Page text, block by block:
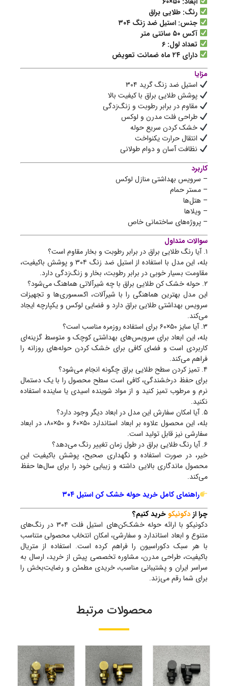
رنگ: طلایی براق
جنس: استیل ضد زنگ ۳۰۴
آکس ۵۰ سانتی متر
تعداد لول: ۶
دارای ۲۴ ماه ضمانت تعویض
مزایا
استیل ضد زنگ گرید ۳۰۴
پوشش طلایی براق با کیفیت بالا
مقاوم در برابر رطوبت و زنگ‌زدگی
طراحی فلت مدرن و لوکس
خشک کردن سریع حوله
انتقال حرارت یکنواخت
نظافت آسان و دوام طولانی
کاربرد
– سرویس بهداشتی منازل لوکس
– مستر حمام
– هتل‌ها
– ویلاها
– پروژه‌های ساختمانی خاص
سوالات متداول
۱. آیا رنگ طلایی براق در برابر رطوبت و بخار مقاوم است؟
بله، این مدل با استفاده از استیل ضد زنگ ۳۰۴ و پوشش باکیفیت،
مقاومت بسیار خوبی در برابر رطوبت، بخار و زنگ‌زدگی دارد.
۲. حوله خشک کن طلایی براق با چه شیرآلاتی هماهنگ می‌شود؟
این مدل بهترین هماهنگی را با شیرآلات، اکسسوری‌ها و تجهیزات
سرویس بهداشتی طلایی براق دارد و فضایی لوکس و یکپارچه ایجاد
می‌کند.
۳. آیا سایز ۵۰×۶۰ برای استفاده روزمره مناسب است؟
بله، این ابعاد برای سرویس‌های بهداشتی کوچک و متوسط گزینه‌ای
کاربردی است و فضای کافی برای خشک کردن حوله‌های روزانه را
فراهم می‌کند.
۴. تمیز کردن سطح طلایی براق چگونه انجام می‌شود؟
برای حفظ درخشندگی، کافی است سطح محصول را با یک دستمال
نرم و مرطوب تمیز کنید و از مواد شوینده اسیدی یا ساینده استفاده
نکنید.
۵. آیا امکان سفارش این مدل در ابعاد دیگر وجود دارد؟
بله، این محصول علاوه بر ابعاد استاندارد ۵۰×۶۰ و ۵۰×۸۰، در ابعاد
سفارشی نیز قابل تولید است.
۶. آیا رنگ طلایی براق در طول زمان تغییر رنگ می‌دهد؟
خیر، در صورت استفاده و نگهداری صحیح، پوشش باکیفیت این
محصول ماندگاری بالایی داشته و زیبایی خود را برای سال‌ها حفظ
می‌کند.
راهنمای کامل خرید حوله خشک کن استیل ۳۰۴
چرا از دکونیکو خرید کنیم؟
دکونیکو با ارائه حوله خشک‌کن‌های استیل فلت ۳۰۴ در رنگ‌های
متنوع و ابعاد استاندارد و سفارشی، امکان انتخاب محصولی متناسب
با هر سبک دکوراسیون را فراهم کرده است. استفاده از متریال
باکیفیت، طراحی مدرن، مشاوره تخصصی پیش از خرید، ارسال به
سراسر ایران و پشتیبانی مناسب، خریدی مطمئن و رضایت‌بخش را
برای شما رقم می‌زند.
محصولات مرتبط